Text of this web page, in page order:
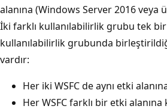
alanına (Windows Server 2016 veya
İki farklı kullanılabilirlik grubu tek bir
kullanılabilirlik grubunda
vardır:
Her iki WSFC de aynı etki
Her WSFC farklı bir etki alanına